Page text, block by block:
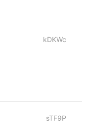
kDKWc
sTF9P